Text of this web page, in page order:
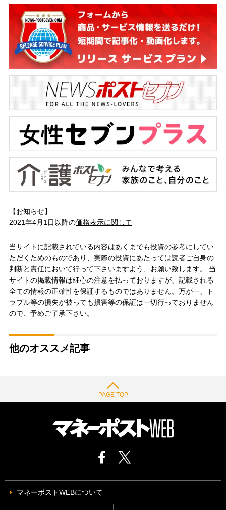
【お知らせ】
2021年4月1日以降の価格表示に関して
当サイトに記載されている内容はあくまでも投資の参考にしてい
ただくためのものであり、実際の投資にあたっては読者ご自身の
判断と責任において行って下さいますよう、お願い致します。 当
サイトの掲載情報は細心の注意を払っておりますが、記載される
全ての情報の正確性を保証するものではありません。万が一、ト
ラブル等の損失が被っても損害等の保証は一切行っておりません
ので、予めご了承下さい。
他のオススメ記事
PAGE TOP
マネーポストWEBについて